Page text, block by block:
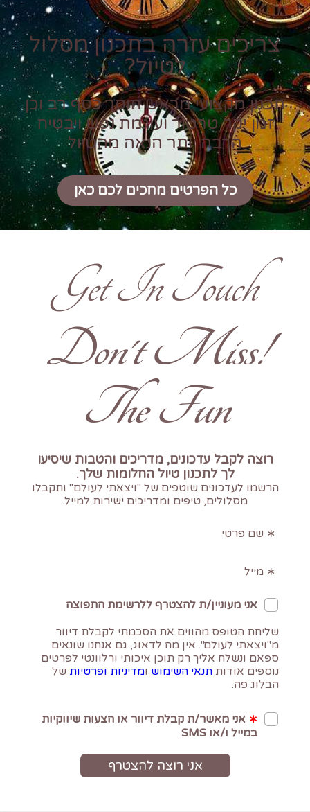
צריכים עזרה בתכנון מסלול
לטיול?
תכנון מקצועי מראש חוסך כסף רב וכן
זמן יקר טרטור ועוגמת נפש ויבטיח
הרבה יותר הנאה מהטיול
כל הפרטים מחכים לכם כאן
Get In Touch
!Don't Miss
The Fun